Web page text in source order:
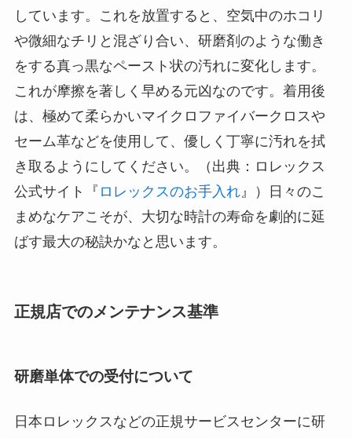
しています。これを放置すると、空気中のホコリ
や微細なチリと混ざり合い、研磨剤のような働き
をする真っ黒なペースト状の汚れに変化します。
これが摩擦を著しく早める元凶なのです。着用後
は、極めて柔らかいマイクロファイバークロスや
セーム革などを使用して、優しく丁寧に汚れを拭
き取るようにしてください。（出典：ロレックス
公式サイト『 ロレックスのお手入れ』）日々のこ
まめなケアこそが、大切な時計の寿命を劇的に延
ばす最大の秘訣かなと思います。
正規店でのメンテナンス基準
研磨単体での受付について
日本ロレックスなどの正規サービスセンターに研